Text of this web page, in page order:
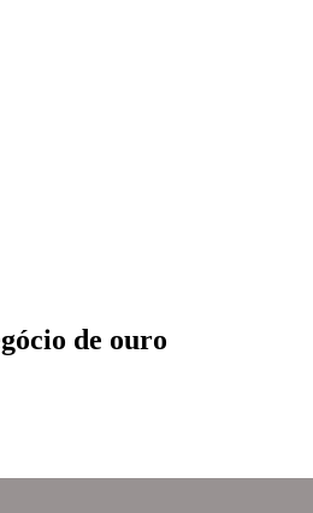
de ouro